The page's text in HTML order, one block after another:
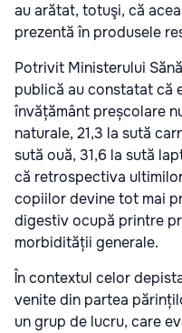
au arătat, totuşi, că
prezentă în produsele
Potrivit Ministerului
publică au constatat că
învățământ preșcolare
naturale, 21,3 la sută
sută ouă, 31,6 la sută
că retrospectiva
copiilor devine tot mai
digestiv ocupă printre
morbidității generale.
În contextul celor
venite din partea
un grup de lucru, care